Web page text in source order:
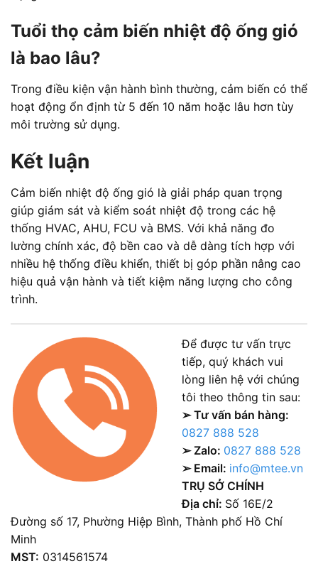
Tuổi thọ cảm biến nhiệt độ ống gió
là bao lâu?
Trong điều kiện vận hành bình thường, cảm biến có thể
hoạt động ổn định từ 5 đến 10 năm hoặc lâu hơn tùy
môi trường sử dụng.
Kết luận
Cảm biến nhiệt độ ống gió là giải pháp quan trọng
giúp giám sát và kiểm soát nhiệt độ trong các hệ
thống HVAC, AHU, FCU và BMS. Với khả năng đo
lường chính xác, độ bền cao và dễ dàng tích hợp với
nhiều hệ thống điều khiển, thiết bị góp phần nâng cao
hiệu quả vận hành và tiết kiệm năng lượng cho công
trình.
Để được tư vấn trực
tiếp, quý khách vui
lòng liên hệ với chúng
tôi theo thông tin sau:
➢ Tư vấn bán hàng:
0827 888 528
➢ Zalo: 0827 888 528
➢ Email: info@mtee.vn
TRỤ SỞ CHÍNH
Địa chỉ: Số 16E/2
Đường số 17, Phường Hiệp Bình, Thành phố Hồ Chí
Minh
MST: 0314561574